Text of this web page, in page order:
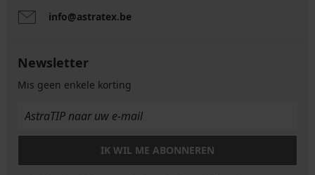
info@astratex.be
Newsletter
Mis geen enkele korting
IK WIL ME ABONNEREN